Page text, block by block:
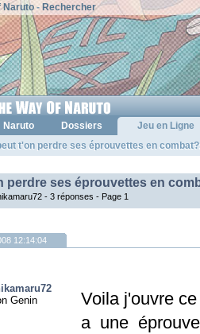
Naruto- Rechercher
Naruto Dossiers
Jeu en Ligne
t'on perdre ses éprouvettes en
perdre ses éprouvettes en
- 3 réponses - Page 1
12:14:04
Genin
Voila j'ouvre
a une